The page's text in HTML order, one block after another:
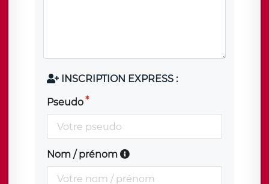
INSCRIPTION EXPRESS :
Pseudo
Nom / prénom